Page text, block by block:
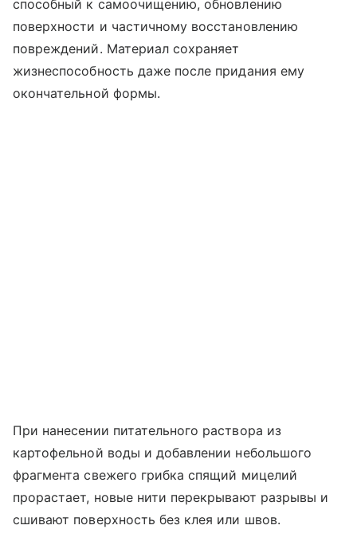
способный к самоочищению, обновлению
поверхности и частичному восстановлению
повреждений. Материал сохраняет
жизнеспособность даже после придания ему
окончательной формы.
При нанесении питательного раствора из
картофельной воды и добавлении небольшого
фрагмента свежего грибка спящий мицелий
прорастает, новые нити перекрывают разрывы и
сшивают поверхность без клея или швов.